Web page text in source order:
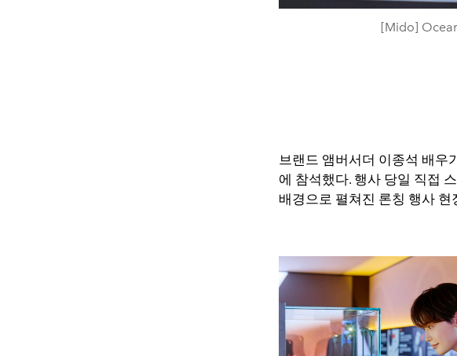
[Mido]
브랜드 앰버서더 이종석 배우
에 참석했다. 행사 당일 직접
배경으로 펼쳐진 론칭 행사 현